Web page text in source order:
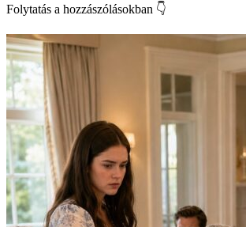
Folytatás a hozzászólásokban 👇